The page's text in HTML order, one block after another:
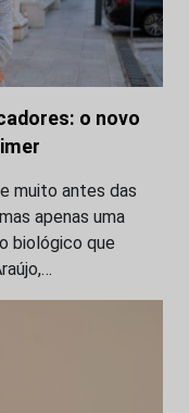
o novo
muito antes das
apenas uma
biológico que